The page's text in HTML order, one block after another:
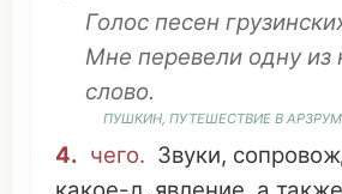
Голос песен
Мне перевели одну из
слово.
ПУШКИН, ПУТЕШЕСТВИЕ В
4. чего. Звуки,